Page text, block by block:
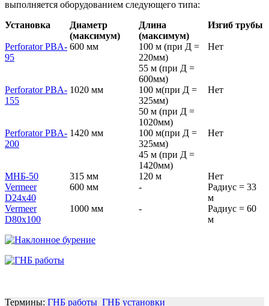
выполняется оборудованием следующего типа:
Установка
Диаметр
(максимум)
Длина
(максимум)
Изгиб трубы
Perforator PBA-
95
600 мм
100 м (при Д =
220мм)
55 м (при Д =
600мм)
Нет
Perforator PBA-
155
1020 мм
100 м(при Д =
325мм)
50 м (при Д =
1020мм)
Нет
Perforator PBA-
200
1420 мм
100 м(при Д =
325мм)
45 м (при Д =
1420мм)
Нет
МНБ-50 315 мм 120 м
Нет
Vermeer
D24x40
600 мм -
Радиус = 33
м
Vermeer
D80x100
1000 мм -
Радиус = 60
м
Термины: ГНБ работы ГНБ установки